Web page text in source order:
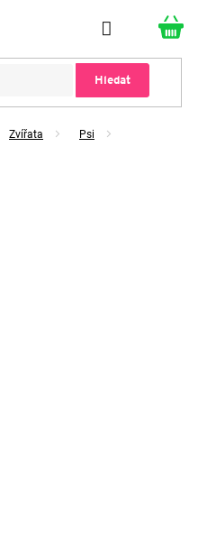
Hledat
Zvířata Psi